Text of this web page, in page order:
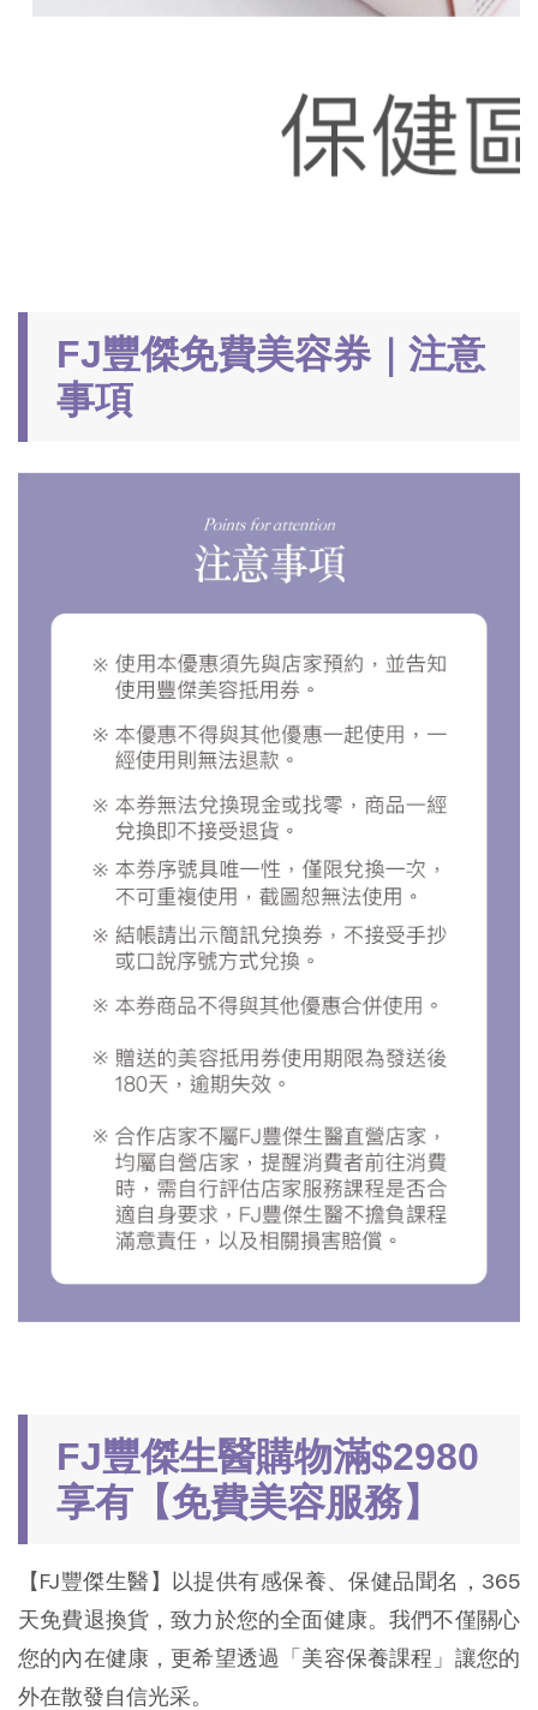
FJ豐傑免費美容券｜注意
事項
FJ豐傑生醫購物滿$2980
享有【免費美容服務】
【FJ豐傑生醫】以提供有感保養、保健品聞名，365
天免費退換貨，致力於您的全面健康。我們不僅關心
您的內在健康，更希望透過「美容保養課程」讓您的
外在散發自信光采。